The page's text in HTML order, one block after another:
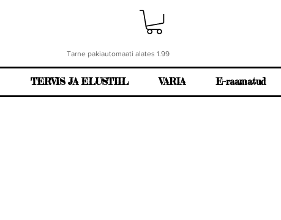
Tarne pakiautomaati alates 1.99
TERVIS JA ELUSTIIL VARIA E-raamatud